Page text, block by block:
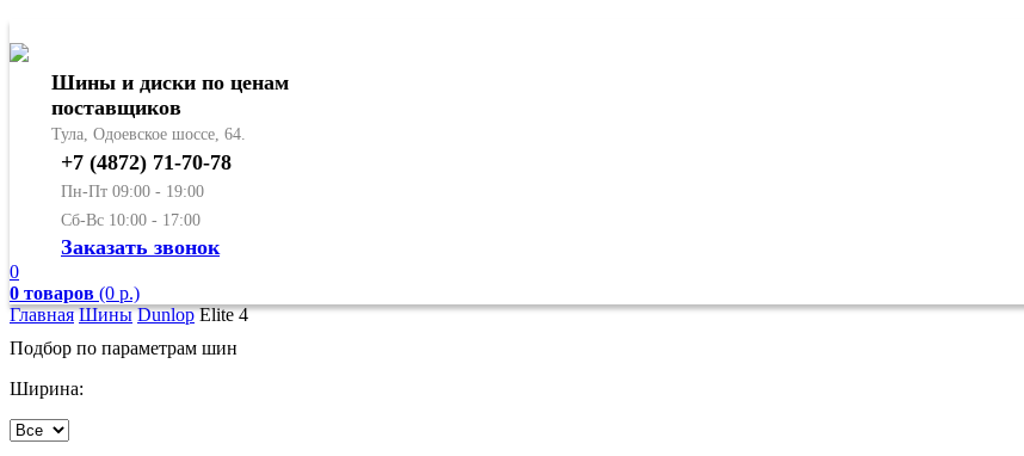
Шины и диски по ценам
поставщиков
Тула, Одоевское шоссе, 64.
+7 (4872) 71-70-78
Пн-Пт 09:00 - 19:00
Сб-Вс 10:00 - 17:00
Заказать звонок
0
0 товаров (0 р.)
Главная Шины DunlopElite 4
Подбор по параметрам шин
Ширина: